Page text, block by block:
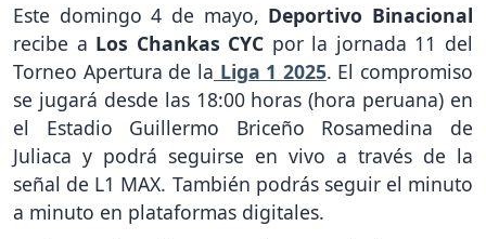
Este domingo 4 de mayo, Deportivo Binacional
recibe a Los Chankas CYC por la jornada 11 del
Torneo Apertura de la Liga 1 2025. El compromiso
se jugará desde las 18:00 horas (hora peruana) en
el Estadio Guillermo Briceño Rosamedina de
Juliaca y podrá seguirse en vivo a través de la
señal de L1 MAX. También podrás seguir el minuto
a minuto en plataformas digitales.